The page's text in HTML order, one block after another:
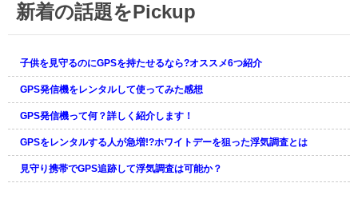
新着の話題をPickup
子供を見守るのにGPSを持たせるなら?オススメ6つ紹介
GPS発信機をレンタルして使ってみた感想
GPS発信機って何？詳しく紹介します！
GPSをレンタルする人が急増!?ホワイトデーを狙った浮気調査とは
見守り携帯でGPS追跡して浮気調査は可能か？